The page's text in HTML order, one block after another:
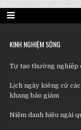
KINH NGHIỆM SỐNG
Tự tạo thường nghiệp
Lịch ngày kiêng cử
khang bảo giám
Niệm danh hiệu ngài